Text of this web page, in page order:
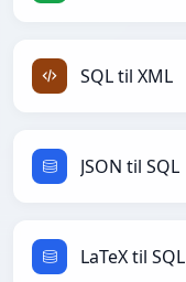
SQL til XML
JSON til SQL
LaTeX til SQL